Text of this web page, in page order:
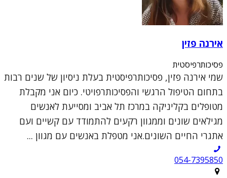
אירנה פזין
פסיכותרפיסטית
שמי אירנה פזין, פסיכותרפיסטית בעלת ניסיון של שנים רבות
בתחום הטיפול הרגשי והפסיכותרפויטי. כיום אני מקבלת
מטופלים בקליניקה במרכז תל אביב ומסייעת לאנשים
מגילאים שונים וממגוון רקעים להתמודד עם קשיים ועם
אתגרי החיים השונים.אני מטפלת באנשים עם מגוון ...
054-7395850